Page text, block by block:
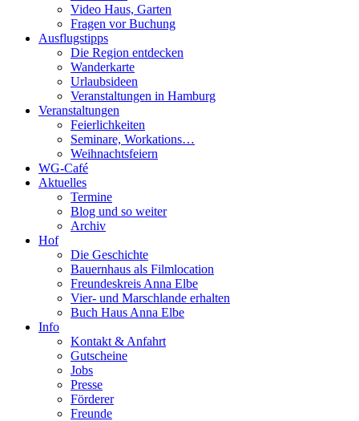
Video Haus, Garten
Fragen vor Buchung
Ausflugstipps
Die Region entdecken
Wanderkarte
Urlaubsideen
Veranstaltungen in Hamburg
Veranstaltungen
Feierlichkeiten
Seminare, Workations…
Weihnachtsfeiern
WG-Café
Aktuelles
Termine
Blog und so weiter
Archiv
Hof
Die Geschichte
Bauernhaus als Filmlocation
Freundeskreis Anna Elbe
Vier- und Marschlande erhalten
Buch Haus Anna Elbe
Info
Kontakt & Anfahrt
Gutscheine
Jobs
Presse
Förderer
Freunde